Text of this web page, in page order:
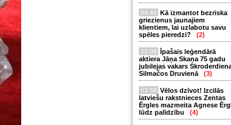
04:44 Kā izmantot bezriska
griezienus jaunajiem
klientiem, lai uzlabotu savu
spēles pieredzi?
(2)
15:08 Īpašais leģendārā
aktiera Jāņa Skaņa 75 gadu
jubilejas vakars
Silmačos Druvienā
(3)
03:58 Vēlos dzīvot! Izcilās
latviešu rakstnieces Zentas
Ērgles mazmeita Agnese
lūdz palīdzību
(4)